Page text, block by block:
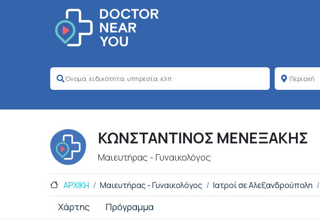
ΚΩΝΣΤΑΝΤΙΝΟΣ ΜΕΝΕΞΑΚΗΣ
Μαιευτήρας - Γυναικολόγος
ΑΡΧΙΚΗ Μαιευτήρας - Γυναικολόγος Ιατροί σε Αλεξανδρούπολη
Χάρτης Πρόγραμμα